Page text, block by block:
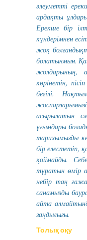
әлеуметті
ардақты
Ерекше бір
күндерімнен
жоқ
болатынмын.
жолдарының,
көрінетін,
бегілі.
асырылатын
ұғымдары
тарихымызды
бір елестетіп,
қоймайды.
тұратын өмір
небір таң
санамызды
айта
заңдылығы.
Толық оқу